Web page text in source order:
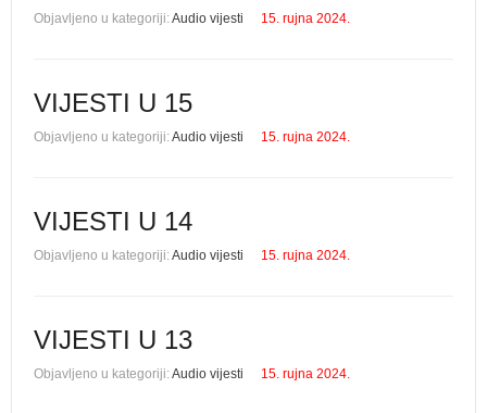
Objavljeno u kategoriji:Audio vijesti 15. rujna 2024.
VIJESTI U 15
Objavljeno u kategoriji:Audio vijesti 15. rujna 2024.
VIJESTI U 14
Objavljeno u kategoriji:Audio vijesti 15. rujna 2024.
VIJESTI U 13
Objavljeno u kategoriji:Audio vijesti 15. rujna 2024.